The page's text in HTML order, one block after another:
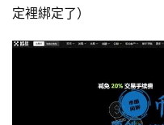
定裡綁定了）